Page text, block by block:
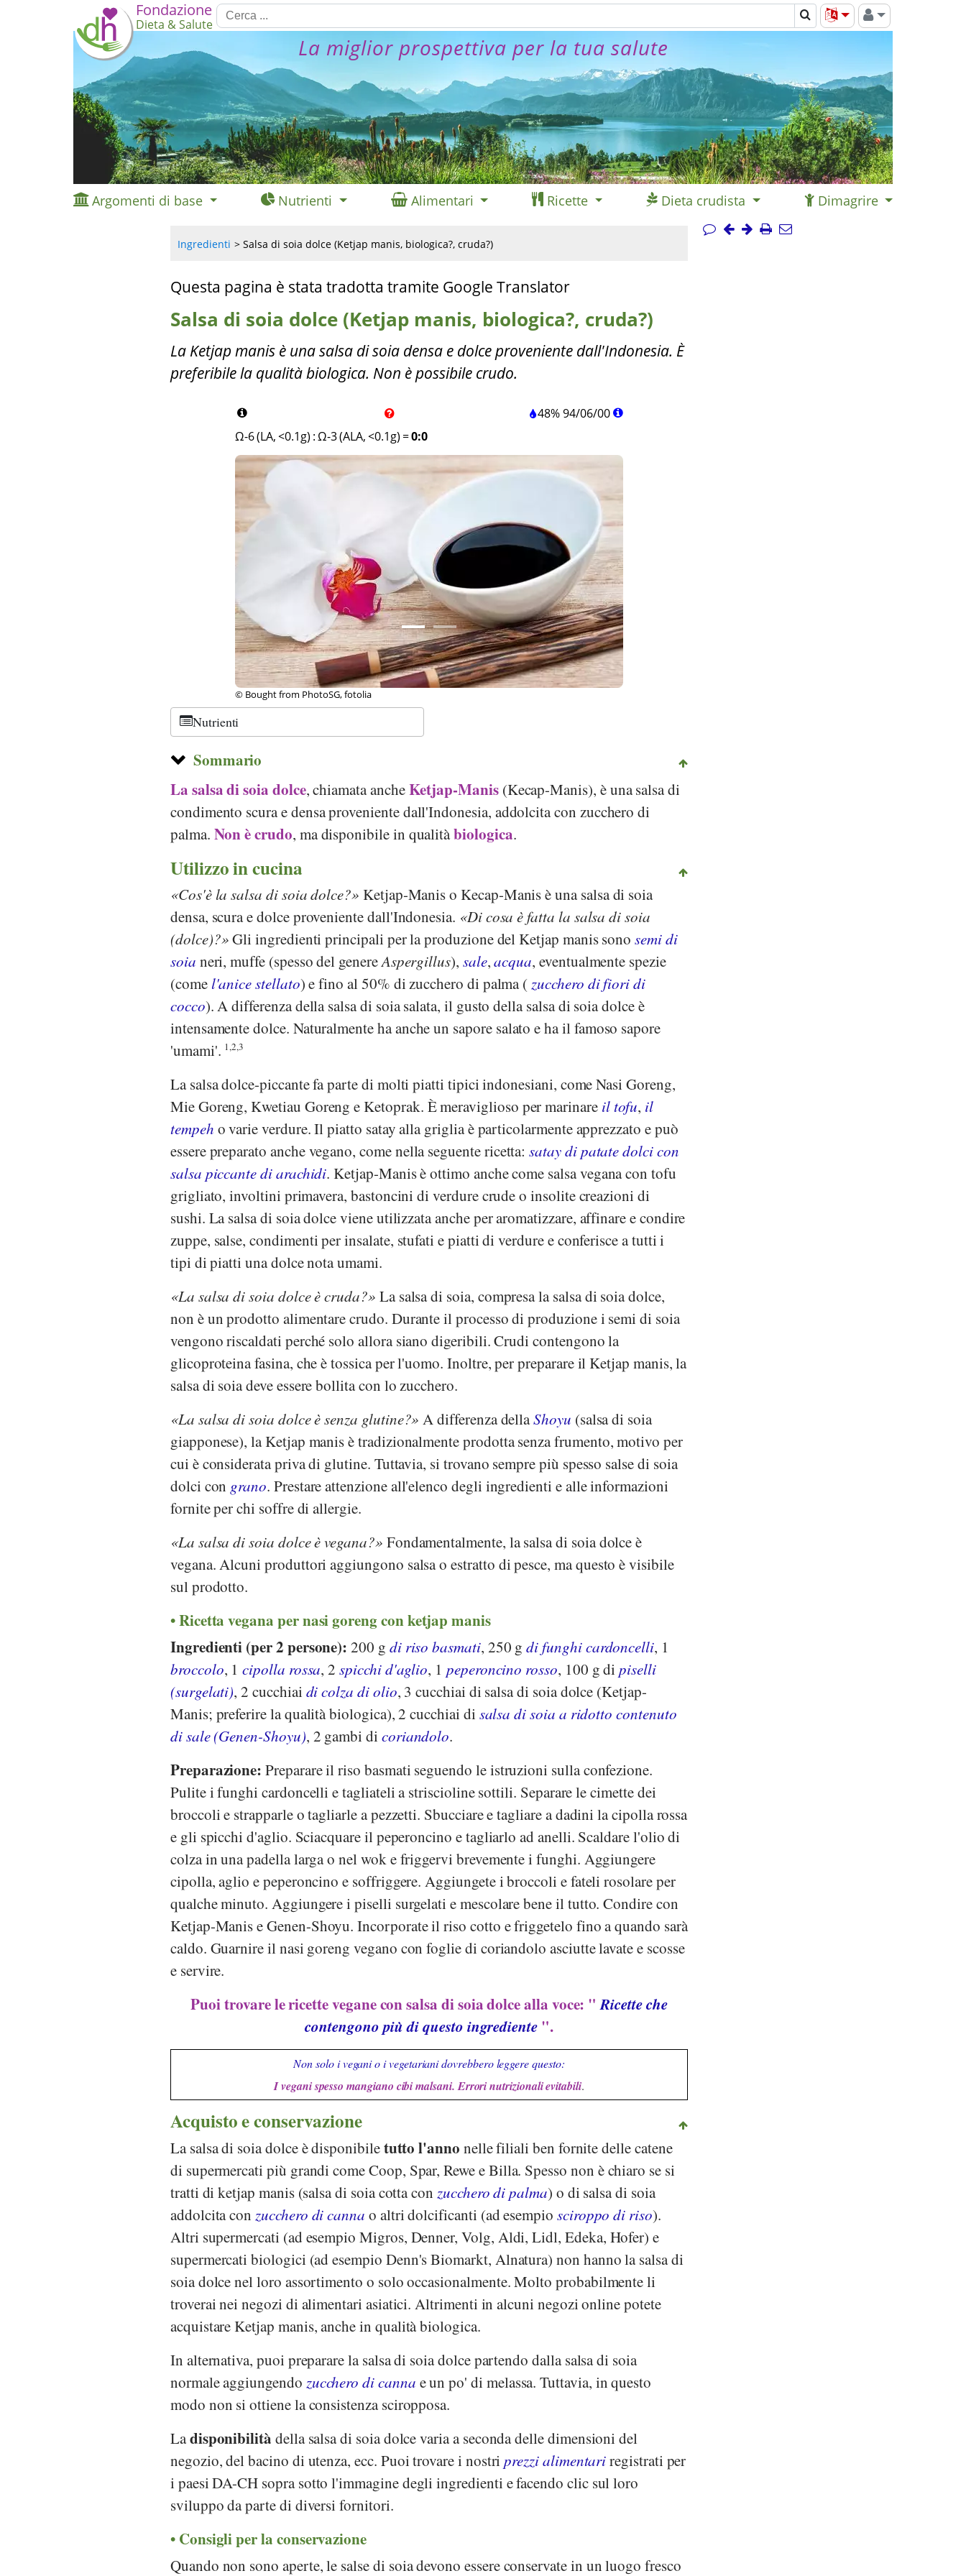
Fondazione
Dieta & Salute
La miglior prospettiva per la tua salute
Argomenti di base Nutrienti Alimentari Ricette Dieta crudista Dimagrire
Ingredienti Salsa di soia dolce (Ketjap manis, biologica?, cruda?)
Questa pagina è stata tradotta tramite Google Translator
Salsa di soia dolce (Ketjap manis, biologica?, cruda?)
La Ketjap manis è una salsa di soia densa e dolce proveniente dall'Indonesia. È
preferibile la qualità biologica. Non è possibile crudo.
48%94/06/00
Ω-6 (LA, <0.1g) :Ω-3 (ALA, <0.1g) =0:0
© CC-by 2.0, JaBB, flickr.com
Nutrienti
Sommario
La salsa di soia dolce, chiamata ancheKetjap-Manis(Kecap-Manis), è una salsa di
condimento scura e densa proveniente dall'Indonesia, addolcita con zucchero di
palma. Non è crudo, ma disponibile in qualitàbiologica.
Utilizzo in cucina
Cos'è la salsa di soia dolce? Ketjap-Manis o Kecap-Manis è una salsa di soia
densa, scura e dolce proveniente dall'Indonesia.
Di cosa è fatta la salsa di soia
(dolce)? Gli ingredienti principali per la produzione del Ketjap manis sonosemi di
soia neri, muffe (spesso del genereAspergillus), sale,acqua, eventualmente spezie
(come l'anice stellato) e fino al 50% di zucchero di palma (zucchero di fiori di
cocco). A differenza della salsa di soia salata, il gusto della salsa di soia dolce è
intensamente dolce. Naturalmente ha anche un sapore salato e ha il famoso sapore
'umami'. 1,2,3
La salsa dolce-piccante fa parte di molti piatti tipici indonesiani, come Nasi Goreng,
Mie Goreng, Kwetiau Goreng e Ketoprak. È meraviglioso per marinare il tofu, il
tempeh o varie verdure. Il piatto satay alla griglia è particolarmente apprezzato e può
essere preparato anche vegano, come nella seguente ricetta:satay di patate dolci con
salsa piccante di arachidi. Ketjap-Manis è ottimo anche come salsa vegana con tofu
grigliato, involtini primavera, bastoncini di verdure crude o insolite creazioni di
sushi. La salsa di soia dolce viene utilizzata anche per aromatizzare, affinare e condire
zuppe, salse, condimenti per insalate, stufati e piatti di verdure e conferisce a tutti i
tipi di piatti una dolce nota umami.
La salsa di soia dolce è cruda?
La salsa di soia, compresa la salsa di soia dolce,
non è un prodotto alimentare crudo. Durante il processo di produzione i semi di soia
vengono riscaldati perché solo allora siano digeribili. Crudi contengono la
glicoproteina fasina, che è tossica per l'uomo. Inoltre, per preparare il Ketjap manis, la
salsa di soia deve essere bollita con lo zucchero.
La salsa di soia dolce è senza glutine? A differenza dellaShoyu (salsa di soia
giapponese), la Ketjap manis è tradizionalmente prodotta senza frumento, motivo per
cui è considerata priva di glutine. Tuttavia, si trovano sempre più spesso salse di soia
dolci con grano. Prestare attenzione all'elenco degli ingredienti e alle informazioni
fornite per chi soffre di allergie.
La salsa di soia dolce è vegana?
Fondamentalmente, la salsa di soia dolce è
vegana. Alcuni produttori aggiungono salsa o estratto di pesce, ma questo è visibile
sul prodotto.
Ricetta vegana per nasi goreng con ketjap manis
Ingredienti (per 2 persone): 200 g di riso basmati, 250 gdi funghi cardoncelli, 1
broccolo, 1cipolla rossa, 2spicchi d'aglio, 1 peperoncino rosso, 100 g dipiselli
(surgelati), 2 cucchiai di colza di olio, 3 cucchiai di salsa di soia dolce (Ketjap-
Manis; preferire la qualità biologica), 2 cucchiai di salsa di soia a ridotto contenuto
di sale (Genen-Shoyu), 2 gambi di coriandolo.
Preparazione: Preparare il riso basmati seguendo le istruzioni sulla confezione.
Pulite i funghi cardoncelli e tagliateli a striscioline sottili. Separare le cimette dei
broccoli e strapparle o tagliarle a pezzetti. Sbucciare e tagliare a dadini la cipolla rossa
e gli spicchi d'aglio. Sciacquare il peperoncino e tagliarlo ad anelli. Scaldare l'olio di
colza in una padella larga o nel wok e friggervi brevemente i funghi. Aggiungere
cipolla, aglio e peperoncino e soffriggere. Aggiungete i broccoli e fateli rosolare per
qualche minuto. Aggiungere i piselli surgelati e mescolare bene il tutto. Condire con
Ketjap-Manis e Genen-Shoyu. Incorporate il riso cotto e friggetelo fino a quando sarà
caldo. Guarnire il nasi goreng vegano con foglie di coriandolo asciutte lavate e scosse
e servire.
Puoi trovare le ricette vegane con salsa di soia dolce alla voce: "Ricette che
contengono più di questo ingrediente".
Non solo i vegani o i vegetariani dovrebbero leggere questo:
I vegani spesso mangiano cibi malsani. Errori nutrizionali evitabili.
Acquisto e conservazione
La salsa di soia dolce è disponibiletutto l'anno nelle filiali ben fornite delle catene
di supermercati più grandi comeCoop, Spar,ReweeBilla. Spesso non è chiaro se si
tratti di ketjap manis (salsa di soia cotta con zucchero di palma) o di salsa di soia
addolcita con zucchero di canna o altri dolcificanti (ad esempio sciroppo di riso).
Altri supermercati (ad esempioMigros, Denner,Volg, Aldi,Lidl, Edeka, Hofer) e
supermercati biologici (ad esempio Denn's Biomarkt, Alnatura) non hanno la salsa di
soia dolce nel loro assortimento o solo occasionalmente. Molto probabilmente li
troverai nei negozi di alimentari asiatici. Altrimenti in alcuni negozi online potete
acquistare Ketjap manis, anche in qualità biologica.
In alternativa, puoi preparare la salsa di soia dolce partendo dalla salsa di soia
normale aggiungendo zucchero di canna e un po' di melassa. Tuttavia, in questo
modo non si ottiene la consistenza sciropposa.
Ladisponibilità della salsa di soia dolce varia a seconda delle dimensioni del
negozio, del bacino di utenza, ecc. Puoi trovare i nostriprezzi alimentariregistrati per
i paesi DA-CH sopra sotto l'immagine degli ingredienti e facendo clic sul loro
sviluppo da parte di diversi fornitori.
Consigli per la conservazione
Quando non sono aperte, le salse di soia devono essere conservate in un luogo fresco